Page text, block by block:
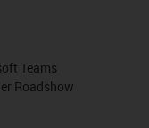
Teams
Roadshow